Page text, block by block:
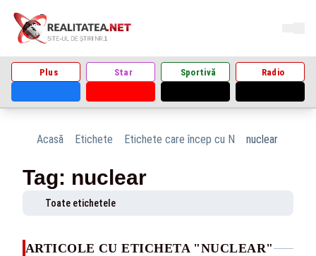
Plus Star Sportivă Radio
Acasă Etichete Etichete care încep cu N nuclear
Tag: nuclear
Toate etichetele
ARTICOLE CU ETICHETA "NUCLEAR"